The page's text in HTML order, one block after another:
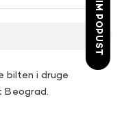
bilten i druge
Beograd.
ŽELIM POPUST